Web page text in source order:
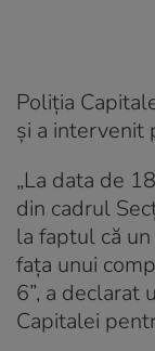
Poliția
și a intervenit
„La data de
din cadrul
la faptul că
fața unui
6”, a declarat
Capitalei